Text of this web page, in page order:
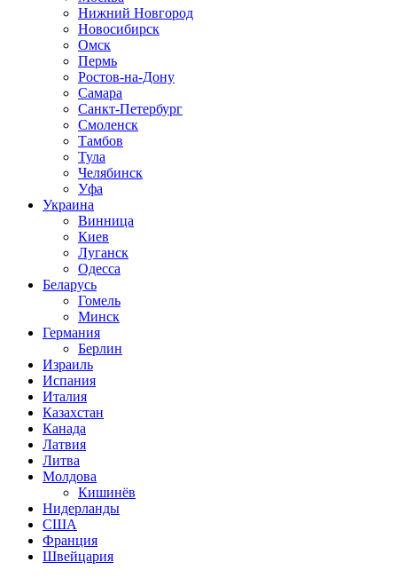
Нижний Новгород
Новосибирск
Омск
Пермь
Ростов-на-Дону
Самара
Санкт-Петербург
Смоленск
Тамбов
Тула
Челябинск
Уфа
Украина
Винница
Киев
Луганск
Одесса
Беларусь
Гомель
Минск
Германия
Берлин
Израиль
Испания
Италия
Казахстан
Канада
Латвия
Литва
Молдова
Кишинёв
Нидерланды
США
Франция
Швейцария